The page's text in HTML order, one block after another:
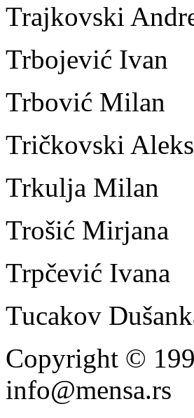
Trajkovski
Trbojević Ivan
Trbović Milan
Tričkovski
Trkulja Milan
Trošić Mirjana
Trpčević Ivana
Tucakov
Copyright ©